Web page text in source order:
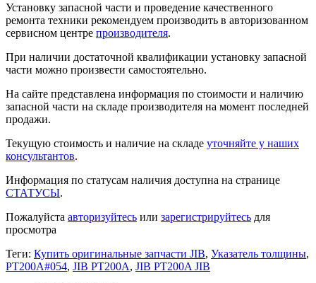
Установку запасной части и проведение качественного
ремонта техники рекомендуем производить в авторизованном
сервисном центре производителя.
При наличии достаточной квалификации установку запасной
части можно произвести самостоятельно.
На сайте представлена информация по стоимости и наличию
запасной части на складе производителя на момент последней
продажи.
Текущую стоимость и наличие на складе уточняйте у наших
консультантов.
Информация по статусам наличия доступна на странице
СТАТУСЫ.
Пожалуйста авторизуйтесь или зарегистрируйтесь для
просмотра
Теги: Купить оригинальные запчасти JIB, Указатель толщины,
PT200A#054, JIB PT200A, JIB PT200A JIB